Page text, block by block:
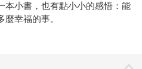
本小書，也有點小小的感悟：能
幸福的事。